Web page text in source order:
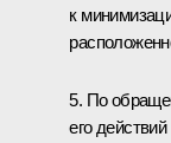
к
5. По
его